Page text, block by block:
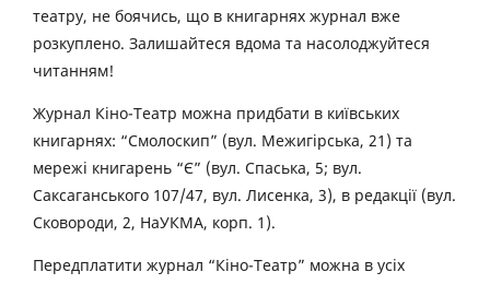
театру, не боячись, що в книгарнях журнал вже
розкуплено. Залишайтеся вдома та насолоджуйтеся
читанням!
Журнал Кіно-Театр можна придбати в київських
книгарнях: “Смолоскип” (вул. Межигірська, 21) та
мережі книгарень “Є” (вул. Спаська, 5; вул.
Саксаганського 107/47, вул. Лисенка, 3), в редакції (вул.
Сковороди, 2, НаУКМА, корп. 1).
Передплатити журнал “Кіно-Театр” можна в усіх